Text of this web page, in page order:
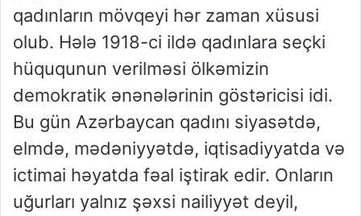
qadınların mövqeyi hər zaman xüsusi
olub. Hələ 1918-ci ildə qadınlara seçki
hüququnun verilməsi ölkəmizin
demokratik ənənələrinin göstəricisi idi.
Bu gün Azərbaycan qadını siyasətdə,
elmdə, mədəniyyətdə, iqtisadiyyatda və
ictimai həyatda fəal iştirak edir. Onların
uğurları yalnız şəxsi nailiyyət deyil,